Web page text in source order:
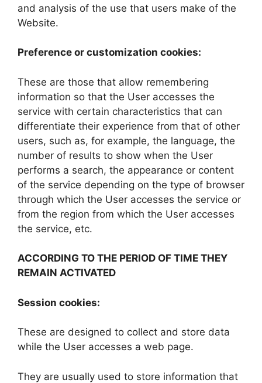
and analysis of the use that users make of the
Website.
Preference or customization cookies:
These are those that allow remembering
information so that the User accesses the
service with certain characteristics that can
differentiate their experience from that of other
users, such as, for example, the language, the
number of results to show when the User
performs a search, the appearance or content
of the service depending on the type of browser
through which the User accesses the service or
from the region from which the User accesses
the service, etc.
ACCORDING TO THE PERIOD OF TIME THEY
REMAIN ACTIVATED
Session cookies:
These are designed to collect and store data
while the User accesses a web page.
They are usually used to store information that